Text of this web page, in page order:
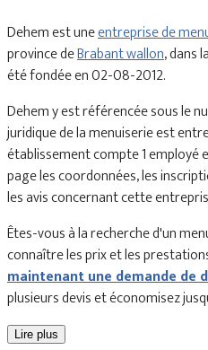
Dehem est uneentreprise de
province deBrabant wallon, dans
été fondée en 02-08-2012.
Dehem y est référencée sous le
juridique de la menuiserie est
établissement compte 1 employé
page les coordonnées, les
les avis concernant cette
Êtes-vous à la recherche d'un
connaître les prix et les
maintenant une demande de
plusieurs devis et économisez
Lire plus